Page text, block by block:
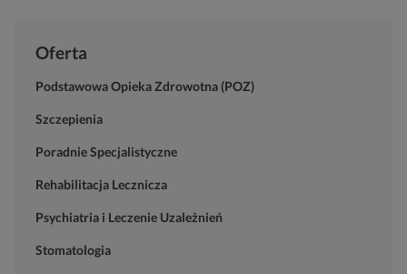
Oferta
Podstawowa Opieka Zdrowotna (POZ)
Szczepienia
Poradnie Specjalistyczne
Rehabilitacja Lecznicza
Psychiatria i Leczenie Uzależnień
Stomatologia